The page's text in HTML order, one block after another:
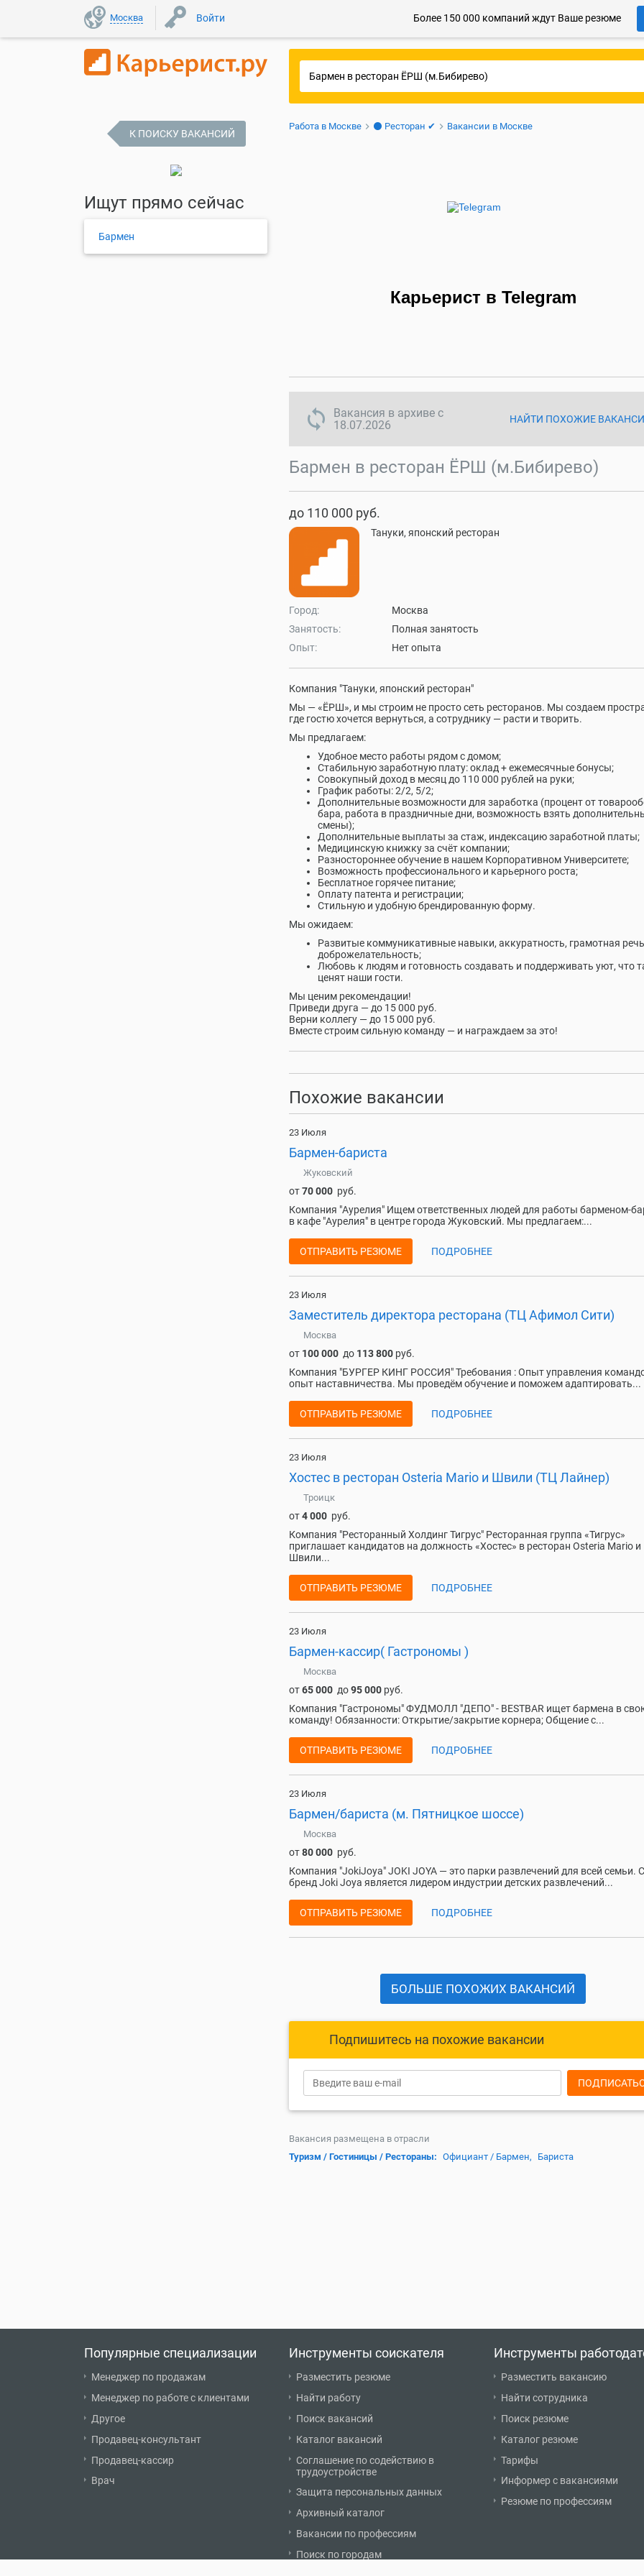
Москва Войти Более 150 000 компаний ждут Ваше резюме
Работа в Москве ⚫ Ресторан ✔ Вакансии в Москве
Карьерист в Telegram
sync disabled
Вакансия в архиве с
18.07.2026
НАЙТИ ПОХОЖИЕ
Бармен в ресторан ЁРШ (м.Бибирево)
до 110 000 руб.
Тануки, японский ресторан
Город:
Москва
Занятость:
Полная занятость
Опыт:
Нет опыта
Компания "Тануки, японский ресторан"
Мы — «ЁРШ», и мы строим не просто сеть ресторанов. Мы создаем
где гостю хочется вернуться, а сотруднику — расти и творить.
Мы предлагаем:
Удобное место работы рядом с домом;
Стабильную заработную плату: оклад + ежемесячные бонусы;
Совокупный доход в месяц до 110 000 рублей на руки;
График работы: 2/2, 5/2;
Дополнительные возможности для заработка (процент от
бара, работа в праздничные дни, возможность взять
смены);
Дополнительные выплаты за стаж, индексацию заработной платы;
Медицинскую книжку за счёт компании;
Разностороннее обучение в нашем Корпоративном Университете;
Возможность профессионального и карьерного роста;
Бесплатное горячее питание;
Оплату патента и регистрации;
Стильную и удобную брендированную форму.
Мы ожидаем:
Развитые коммуникативные навыки, аккуратность, грамотная
доброжелательность;
Любовь к людям и готовность создавать и поддерживать уют, что
ценят наши гости.
Мы ценим рекомендации!
Приведи друга — до 15 000 руб.
Верни коллегу — до 15 000 руб.
Вместе строим сильную команду — и награждаем за это!
Похожие вакансии
23 Июля
Бармен-бариста
Жуковский
от70 000 руб.
Компания "Аурелия" Ищем ответственных людей для работы барменом-
в кафе "Аурелия" в центре города Жуковский. Мы предлагаем:...
ОТПРАВИТЬ РЕЗЮМЕ ПОДРОБНЕЕ
23 Июля
Заместитель директора ресторана (ТЦ Афимол Сити)
Москва
от 100 000 до 113 800 руб.
Компания "БУРГЕР КИНГ РОССИЯ" Требования : Опыт управления
опыт наставничества. Мы проведём обучение и поможем адаптировать...
ОТПРАВИТЬ РЕЗЮМЕ ПОДРОБНЕЕ
23 Июля
Хостес в ресторан Osteria Mario и Швили (ТЦ Лайнер)
Троицк
от4 000 руб.
Компания "Ресторанный Холдинг Тигрус" Ресторанная группа «Тигрус»
приглашает кандидатов на должность «Хостес» в ресторан Osteria Mario и
Швили...
ОТПРАВИТЬ РЕЗЮМЕ ПОДРОБНЕЕ
23 Июля
Бармен-кассир( Гастрономы )
Москва
от65 000 до95 000 руб.
Компания "Гастрономы" ФУДМОЛЛ "ДЕПО" - BESTBAR ищет бармена в
команду! Обязанности: Открытие/закрытие корнера; Общение с...
ОТПРАВИТЬ РЕЗЮМЕ ПОДРОБНЕЕ
23 Июля
Бармен/бариста (м. Пятницкое шоссе)
Москва
от80 000 руб.
Компания "JokiJoya" JOKI JOYA — это парки развлечений для всей семьи.
бренд Joki Joya является лидером индустрии детских развлечений...
ОТПРАВИТЬ РЕЗЮМЕ ПОДРОБНЕЕ
БОЛЬШЕ ПОХОЖИХ ВАКАНСИЙ
Подпишитесь на похожие вакансии
Вакансия размещена в отрасли
Туризм / Гостиницы / Рестораны: Официант / Бармен, Бариста
К ПОИСКУ ВАКАНСИЙ
Ищут прямо сейчас
Бармен
Популярные специализации
Менеджер по продажам
Менеджер по работе с клиентами
Другое
Продавец-консультант
Продавец-кассир
Врач
Инструменты соискателя
Разместить резюме
Найти работу
Поиск вакансий
Каталог вакансий
Соглашение по содействию в
трудоустройстве
Защита персональных данных
Архивный каталог
Вакансии по профессиям
Поиск по городам
Инструменты
Разместить вакансию
Найти сотрудника
Поиск резюме
Каталог резюме
Тарифы
Информер с вакансиями
Резюме по профессиям